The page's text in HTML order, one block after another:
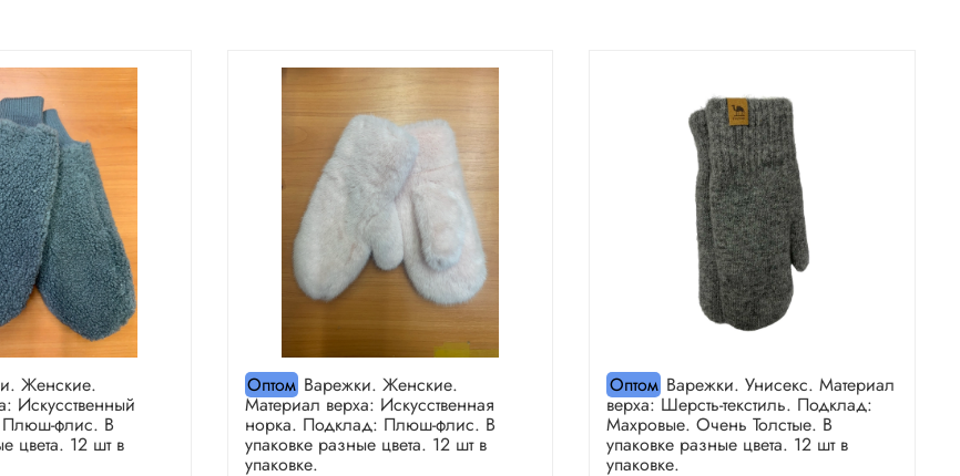
Женские.
Искусственный
флис. В
цвета. 12 шт в
Оптом Варежки. Женские.
Материал верха: Искусственная
норка. Подклад: Плюш-флис. В
упаковке разные цвета. 12 шт в
упаковке.
Оптом Варежки. Унисекс. Материал
верха: Шерсть-текстиль. Подклад:
Махровые. Очень Толстые. В
упаковке разные цвета. 12 шт в
упаковке.